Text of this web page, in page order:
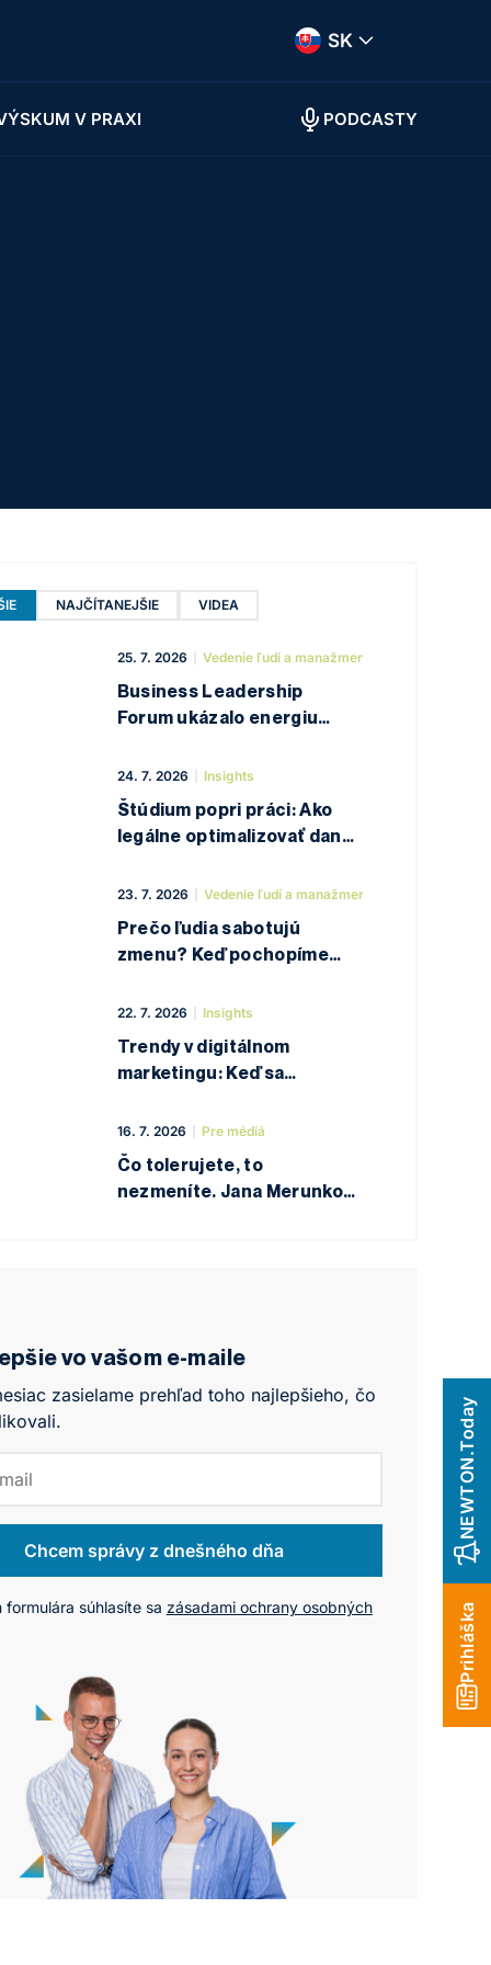
SK
V PRAXI PODCASTY
Prihláška
NEWTON.Today
NAJČÍTANEJŠIE VIDEA
25. 7. 2026 Vedenie ľudí a manažment.
Business Leadership
Forum ukázalo energiu
24. 7. 2026 Insights
Štúdium popri práci: Ako
legálne optimalizovať dane
23. 7. 2026 Vedenie ľudí a manažment.
Prečo ľudia sabotujú
zmenu? Keď pochopíme
z polovice vyhraté
22. 7. 2026 Insights
Trendy v digitálnom
marketingu: Keď sa
zmení na nabitú oborovú
konferenciu
16. 7. 2026 Pre médiá
Čo tolerujete, to
nezmeníte. Jana Merunková
vo vašom e-maile
zasielame prehľad toho najlepšieho, čo
Chcem správy z dnešného dňa
formulára súhlasíte sa zásadami ochrany osobných